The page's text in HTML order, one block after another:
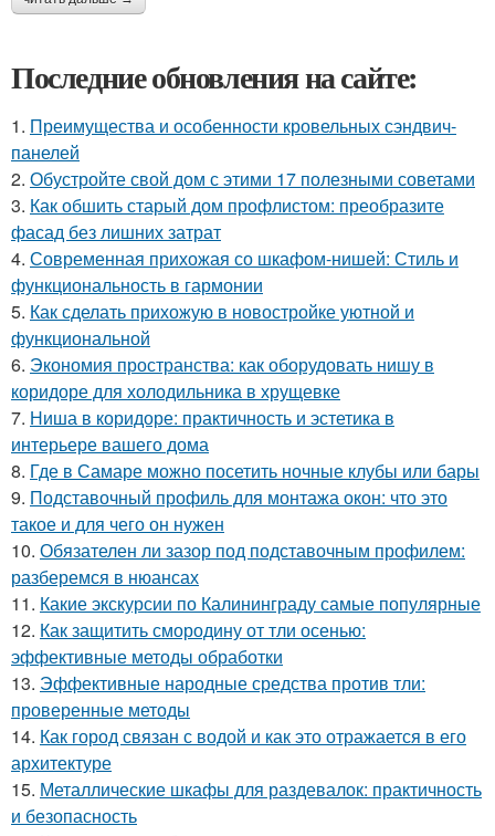
Последние обновления на сайте:
1. Преимущества и особенности кровельных сэндвич-
панелей
2. Обустройте свой дом с этими 17 полезными советами
3. Как обшить старый дом профлистом: преобразите
фасад без лишних затрат
4. Современная прихожая со шкафом-нишей: Стиль и
функциональность в гармонии
5. Как сделать прихожую в новостройке уютной и
функциональной
6. Экономия пространства: как оборудовать нишу в
коридоре для холодильника в хрущевке
7. Ниша в коридоре: практичность и эстетика в
интерьере вашего дома
8. Где в Самаре можно посетить ночные клубы или бары
9. Подставочный профиль для монтажа окон: что это
такое и для чего он нужен
10. Обязателен ли зазор под подставочным профилем:
разберемся в нюансах
11. Какие экскурсии по Калининграду самые популярные
12. Как защитить смородину от тли осенью:
эффективные методы обработки
13. Эффективные народные средства против тли:
проверенные методы
14. Как город связан с водой и как это отражается в его
архитектуре
15. Металлические шкафы для раздевалок: практичность
и безопасность